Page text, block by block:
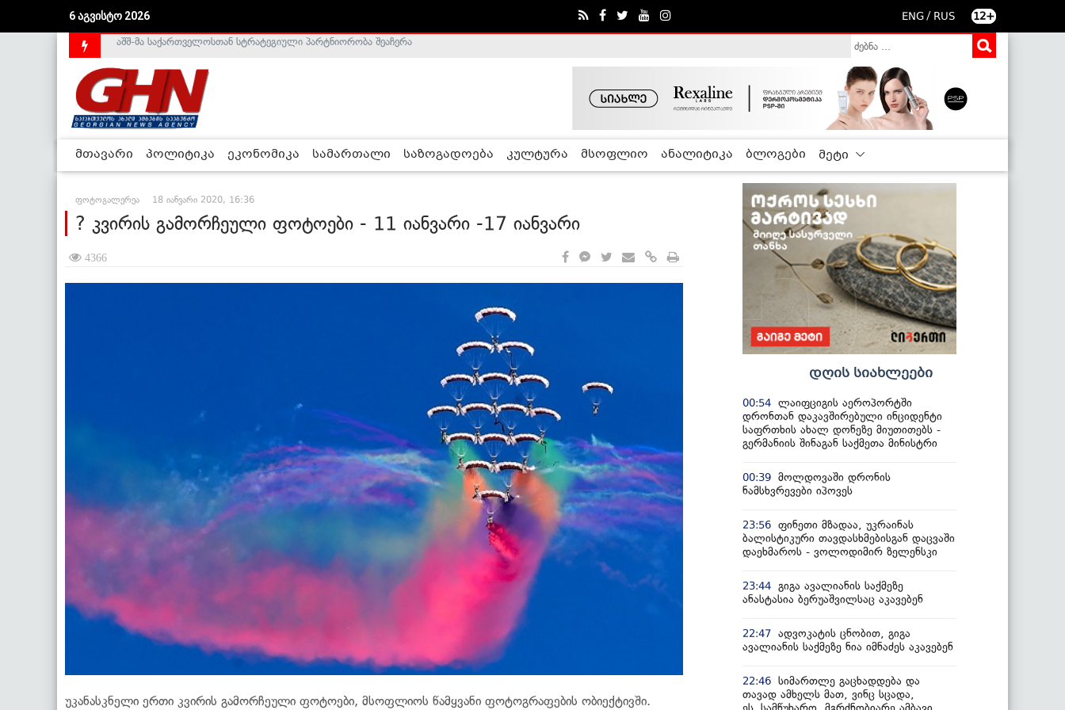
6 აგვისტო 2026 ENG / RUS 12+
საქართველოს დე-ფაქტო მთავრობა არალეგიტიმურია - ჰელსინკის კომისია
მთავარი პოლიტიკა ეკონომიკა სამართალი საზოგადოება კულტურა მსოფლიო ანალიტიკა ბლოგები მეტი
ფოტოგალერეა 18 იანვარი 2020, 16:36
? კვირის გამორჩეული ფოტოები - 11 იანვარი -17 იანვარი
4366
უკანასკნელი ერთი კვირის გამორჩეული ფოტოები, მსოფლიოს წამყვანი ფოტოგრაფების ობიექტივში.
დღის სიახლეები
00:54 ლაიფციგის აეროპორტში
დრონთან დაკავშირებული ინციდენტი
საფრთხის ახალ დონეზე მიუთითებს -
გერმანიის შინაგან საქმეთა მინისტრი
00:39 მოლდოვაში დრონის
ნამსხვრევები იპოვეს
23:56 ფინეთი მზადაა, უკრაინას
ბალისტიკური თავდასხმებისგან დაცვაში
დაეხმაროს - ვოლოდიმირ ზელენსკი
23:44 გიგა ავალიანის საქმეზე
ანასტასია ბერუაშვილსაც აკავებენ
22:47 ადვოკატის ცნობით, გიგა
ავალიანის საქმეზე ნია იმნაძეს აკავებენ
22:46 სიმართლე გაცხადდება და
თავად ამხელს მათ, ვინც სცადა,